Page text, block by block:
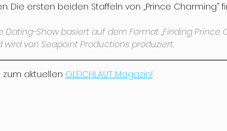
Die ersten beiden Staffeln von „Prince Charming“
Dating-Show basiert auf dem Format „Finding Prince
wird von Seapoint Productions produziert.
zum aktuellen GLEICHLAUT Magazin!